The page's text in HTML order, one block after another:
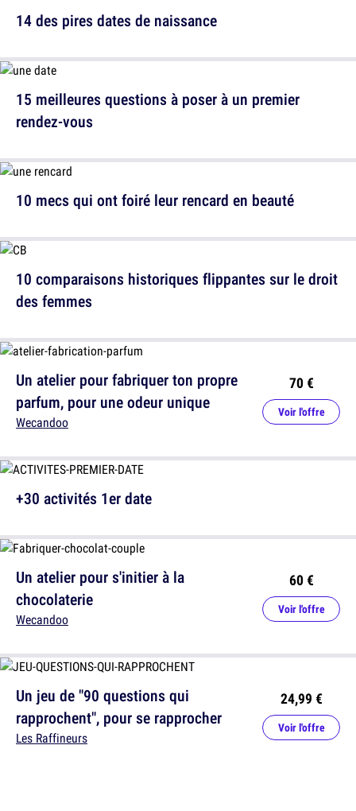
15 meilleures questions à poser à un premier
rendez-vous
10 comparaisons historiques flippantes sur le droit
des femmes
+30 activités 1er date
14 des pires dates de naissance
10 mecs qui ont foiré leur rencard en beauté
Un atelier pour fabriquer ton propre
parfum, pour une odeur unique
Wecandoo
70 €
Voir l'offre
Un atelier pour s'initier à la
chocolaterie
Wecandoo
60 €
Voir l'offre
Un jeu de "90 questions qui
rapprochent", pour se rapprocher
Les Raffineurs
24,99 €
Voir l'offre